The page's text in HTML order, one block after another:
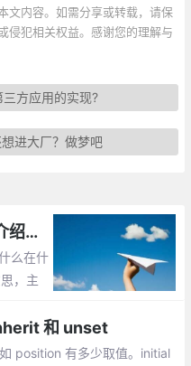
文内容。如需分享或转载，请保
侵犯相关权益。感谢您的理解与
方应用的实现?
进大厂？做梦吧
javascript中关键词in用法介绍【js 关键字 in 的使用方法】
么在什
，主
和 unset
position 有多少取值。initial